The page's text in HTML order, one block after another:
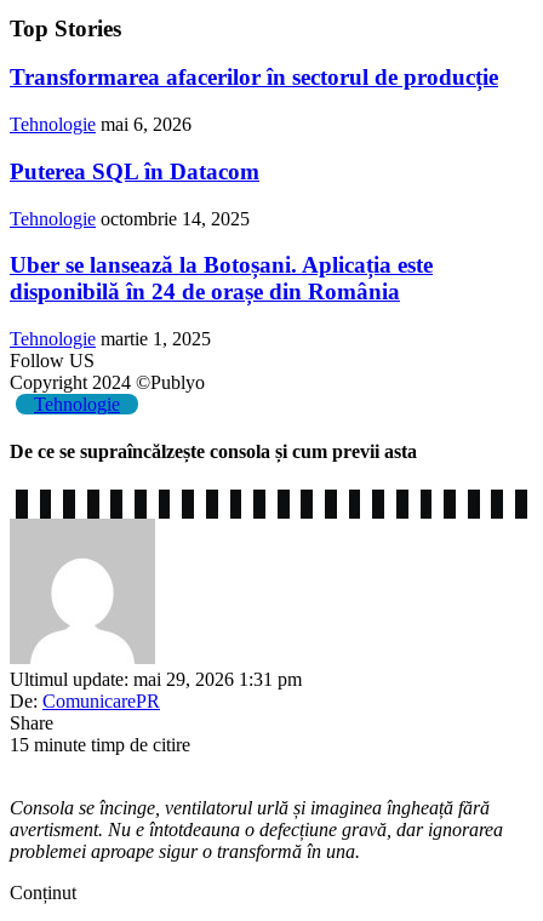
Top Stories
Transformarea afacerilor în sectorul de producție
Tehnologie mai 6, 2026
Puterea SQL în Datacom
Tehnologie octombrie 14, 2025
Uber se lansează la Botoșani. Aplicația este
disponibilă în 24 de orașe din România
Tehnologie martie 1, 2025
Follow US
Copyright 2024 ©Publyo
Tehnologie
De ce se supraîncălzește consola și cum previi asta
Ultimul update: mai 29, 2026 1:31 pm
De: ComunicarePR
Share
15 minute timp de citire
Consola se încinge, ventilatorul urlă și imaginea îngheață fără
avertisment. Nu e întotdeauna o defecțiune gravă, dar ignorarea
problemei aproape sigur o transformă în una.
Conținut